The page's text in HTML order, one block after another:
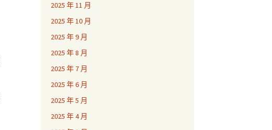
2025 年 11 月
2025 年 10 月
2025 年 9 月
2025 年 8 月
2025 年 7 月
2025 年 6 月
2025 年 5 月
2025 年 4 月